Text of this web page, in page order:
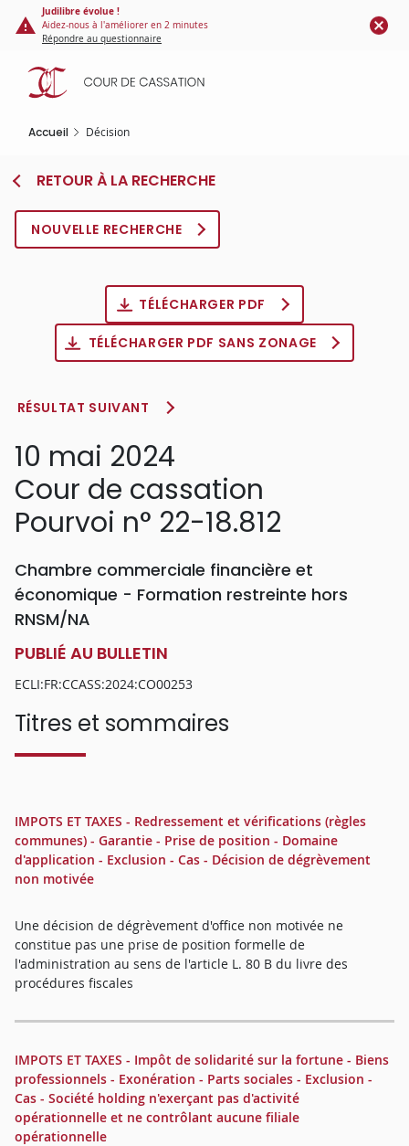
Panneau de gestion des cookies
contenu
principal
Judilibre évolue !
Aidez-nous à l'améliorer en 2 minutes
Répondre au questionnaire
Accueil Décision
RETOUR À LA RECHERCHE
NOUVELLE RECHERCHE
TÉLÉCHARGER PDF
TÉLÉCHARGER PDF SANS ZONAGE
RÉSULTAT SUIVANT
10 mai 2024
Cour de cassation
Pourvoi n° 22-18.812
Chambre commerciale financière et
économique - Formation restreinte hors
RNSM/NA
PUBLIÉ AU BULLETIN
ECLI:FR:CCASS:2024:CO00253
Titres et sommaires
IMPOTS ET TAXES - Redressement et vérifications (règles
communes) - Garantie - Prise de position - Domaine
d'application - Exclusion - Cas - Décision de dégrèvement
non motivée
Une décision de dégrèvement d'office non motivée ne
constitue pas une prise de position formelle de
l'administration au sens de l'article L. 80 B du livre des
procédures fiscales
IMPOTS ET TAXES - Impôt de solidarité sur la fortune - Biens
professionnels - Exonération - Parts sociales - Exclusion -
Cas - Société holding n'exerçant pas d'activité
opérationnelle et ne contrôlant aucune filiale
opérationnelle